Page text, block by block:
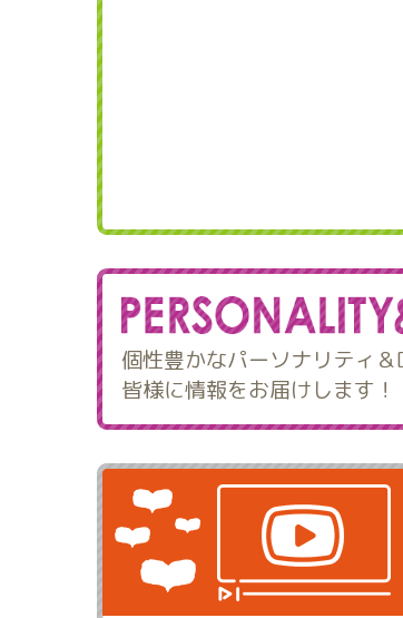
個性豊かなパーソナリティ＆
皆様に情報をお届けします！